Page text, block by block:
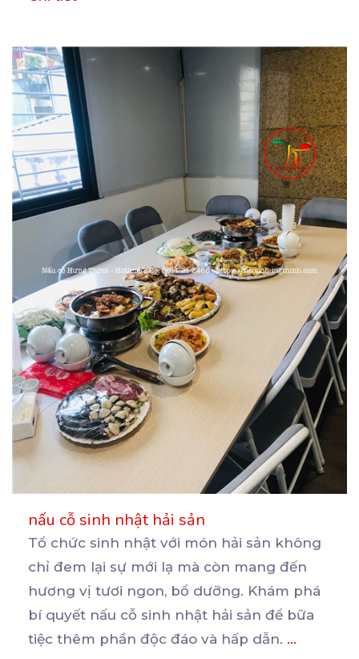
nấu cỗ sinh nhật hải sản
Tổ chức sinh nhật với món hải sản không
chỉ đem lại sự mới lạ mà còn mang đến
hương vị tươi ngon, bổ dưỡng. Khám phá
bí quyết nấu cỗ sinh nhật hải sản để bữa
tiệc thêm phần độc đáo và hấp dẫn. ...